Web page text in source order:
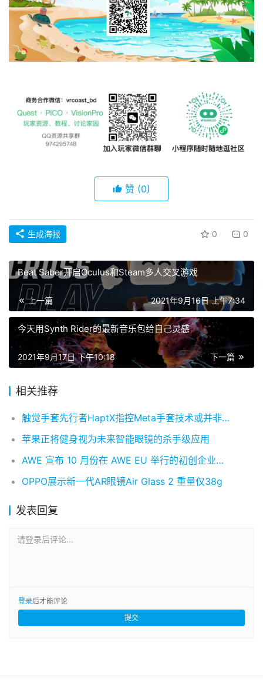
资
源
下
载
论
赞 (0)
生成海报 0 0
Beat Saber开启Oculus和Steam多人交叉游戏
上一篇 2021年9月16日 上午7:34
今天用Synth Rider的最新音乐包给自己灵感
下一篇
2021年9月17日 下午10:18
相关推荐
触觉手套先行者HaptX指控Meta手套技术或并非自研
苹果正将健身视为未来智能眼镜的杀手级应用
AWE 宣布 10 月份在 AWE EU 举行的初创企业推介竞赛将获得 20 万美元的奖金
OPPO展示新一代AR眼镜Air Glass 2 重量仅38g
发表回复
请登录后评论...
登录后才能评论
提交